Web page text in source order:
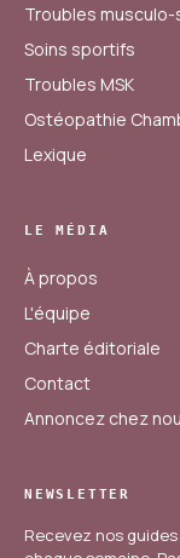
Troubles
Soins sportifs
Troubles MSK
Ostéopathie
Lexique
LE MÉDIA
À propos
L'équipe
Charte éditoriale
Contact
Annoncez chez
NEWSLETTER
Recevez nos